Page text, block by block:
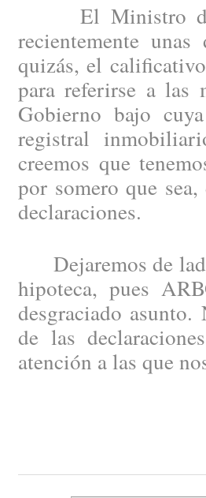
El Ministro de
recientemente unas
quizás, el
para referirse a las
Gobierno bajo
registral
creemos que
por somero que
declaraciones.
Dejaremos de
hipoteca, pues
desgraciado
de las
atención a las que